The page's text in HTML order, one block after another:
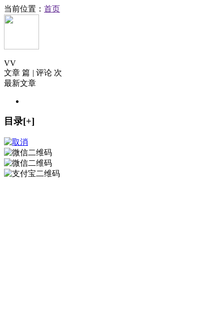
当前位置： 首页
VV
文章 篇 | 评论 次
最新文章
目录[+]